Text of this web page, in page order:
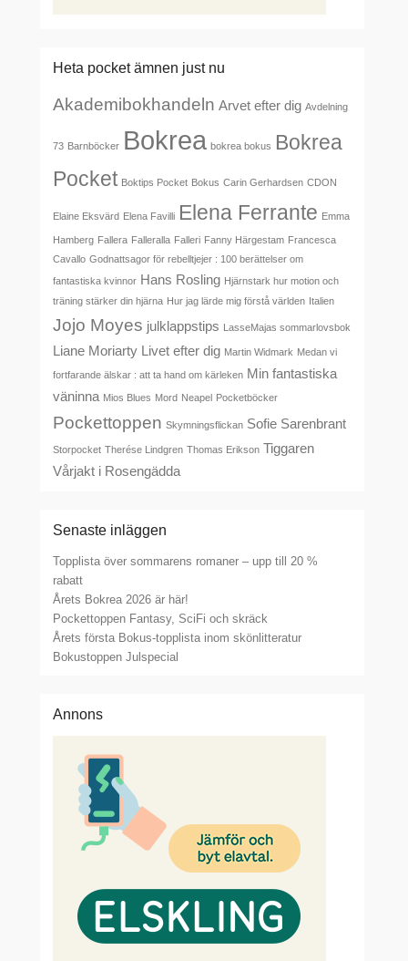
Heta pocket ämnen just nu
Akademibokhandeln Arvet efter dig Avdelning
73 Barnböcker Bokrea bokrea bokus Bokrea
Pocket Boktips Pocket Bokus Carin Gerhardsen CDON
Elaine Eksvärd Elena Favilli Elena Ferrante Emma
Hamberg Fallera Falleralla Falleri Fanny Härgestam Francesca
Cavallo Godnattsagor för rebelltjejer : 100 berättelser om
fantastiska kvinnor Hans Rosling Hjärnstark hur motion och
träning stärker din hjärna Hur jag lärde mig förstå världen Italien
Jojo Moyes julklappstips LasseMajas sommarlovsbok
Liane Moriarty Livet efter dig Martin Widmark Medan vi
fortfarande älskar : att ta hand om kärleken Min fantastiska
väninna Mios Blues Mord Neapel Pocketböcker
Pockettoppen Skymningsflickan Sofie Sarenbrant
Storpocket Therése Lindgren Thomas Erikson Tiggaren
Vårjakt i Rosengädda
Senaste inläggen
Topplista över sommarens romaner – upp till 20 %
rabatt
Årets Bokrea 2026 är här!
Pockettoppen Fantasy, SciFi och skräck
Årets första Bokus-topplista inom skönlitteratur
Bokustoppen Julspecial
Annons